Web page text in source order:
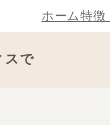
ホーム特徴
スで